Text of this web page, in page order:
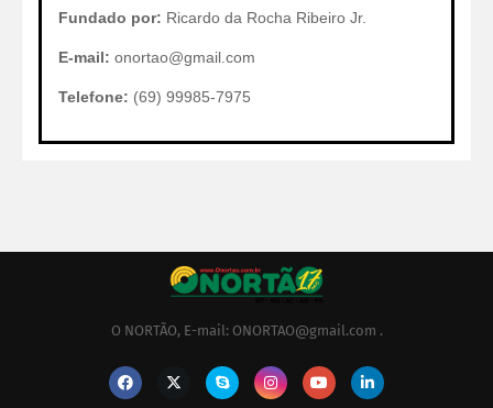
Fundado por: Ricardo da Rocha Ribeiro Jr.
E-mail: onortao@gmail.com
Telefone: (69) 99985-7975
O NORTÃO, E-mail: ONORTAO@gmail.com .